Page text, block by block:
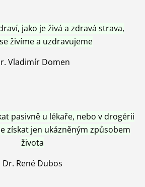
jako je živá a zdravá strava,
živíme a uzdravujeme
Vladimír Domen
pasivně u lékaře, nebo v drogérii
získat jen ukázněným způsobem
života
Dr. René Dubos